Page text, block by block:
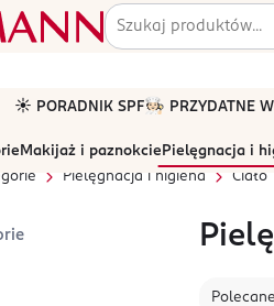
☀️ PORADNIK SPF🧑🏻‍🍳 PRZYDATNE
Makijaż i paznokcie Pielęgnacja i
Pielęgnacja i higiena Ciało
Polecane